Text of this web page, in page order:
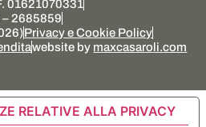
01621070331
– 2685859
Privacy e Cookie Policy
website bymaxcasaroli.com
RELATIVE ALLA PRIVACY